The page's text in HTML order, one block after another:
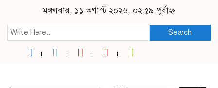
মঙ্গলবার, ১১ অগাস্ট ২০২৬, ০২:৫৯ পূর্বাহ্ন
Search